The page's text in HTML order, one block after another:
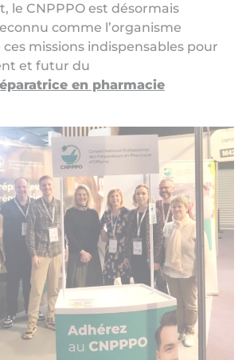
le CNPPPO est désormais
comme l’organisme
missions indispensables pour
et futur du
en pharmacie